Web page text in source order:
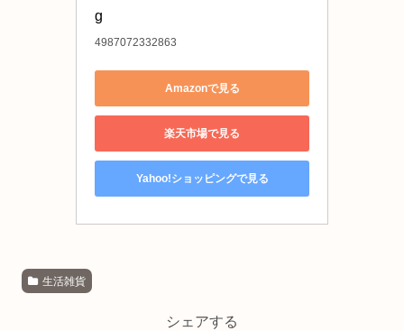
g
4987072332863
Amazonで見る
楽天市場で見る
Yahoo!ショッピングで見る
生活雑貨
シェアする